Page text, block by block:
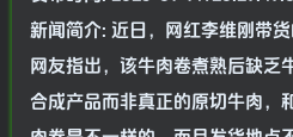
新闻简介: 近日，网红李维刚带
网友指出，该牛肉卷煮熟后缺乏
合成产品而非真正的原切牛肉，